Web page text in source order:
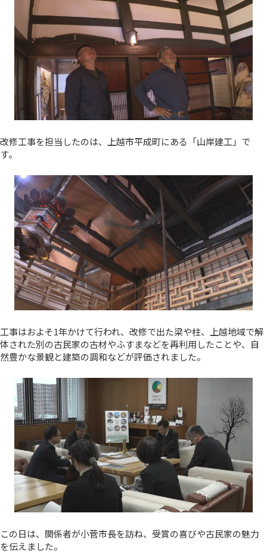
改修工事を担当したのは、上越市平成町にある「山岸建工」で
す。
工事はおよそ1年かけて行われ、改修で出た梁や柱、上越地域で解
体された別の古民家の古材やふすまなどを再利用したことや、自
然豊かな景観と建築の調和などが評価されました。
この日は、関係者が小菅市長を訪ね、受賞の喜びや古民家の魅力
を伝えました。